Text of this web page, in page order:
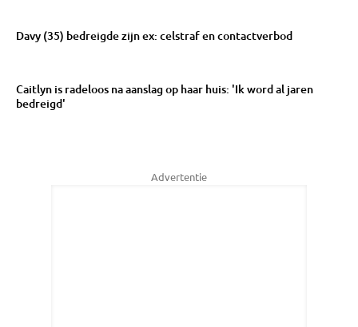
Davy (35) bedreigde zijn ex: celstraf en contactverbod
Caitlyn is radeloos na aanslag op haar huis: 'Ik word al jaren
bedreigd'
Advertentie